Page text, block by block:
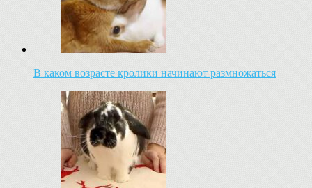
В каком возрасте кролики начинают размножаться